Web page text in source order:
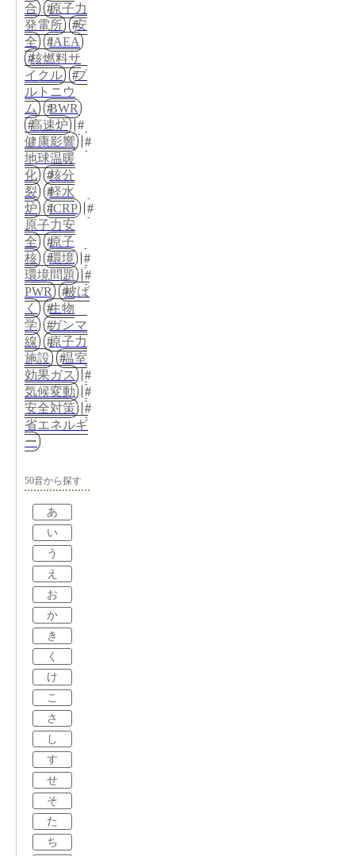
合
原子力
発電所
安
全
IAEA
核燃料サ
イクル
プ
ルトニウ
ム
BWR
高速炉
健康影響
地球温暖
化
核分
裂
軽水
炉
ICRP
原子力安
全
原子
核
環境
環境問題
PWR
被ば
く
生物
学
ガンマ
線
原子力
施設
温室
効果ガス
気候変動
安全対策
省エネルギ
ー
50音から探す
あ
い
う
え
お
か
き
く
け
こ
さ
し
す
せ
そ
た
ち